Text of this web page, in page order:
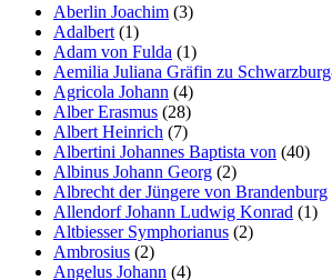
Aberlin Joachim (3)
Adalbert (1)
Adam von Fulda (1)
Aemilia Juliana Gräfin zu
Agricola Johann (4)
Alber Erasmus (28)
Albert Heinrich (7)
Albertini Johannes Baptista von (40)
Albinus Johann Georg (2)
Albrecht der Jüngere von Brandenburg
Allendorf Johann Ludwig Konrad (1)
Altbiesser Symphorianus (2)
Ambrosius (2)
Angelus Johann (4)